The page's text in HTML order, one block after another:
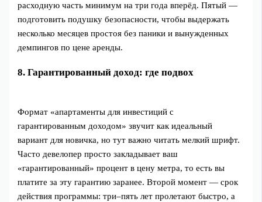
расходную часть минимум на три года вперёд. Пятый —
подготовить подушку безопасности, чтобы выдержать
несколько месяцев простоя без паники и вынужденных
демпингов по цене аренды.
8. Гарантированный доход: где подвох
Формат «апартаменты для инвестиций с
гарантированным доходом» звучит как идеальный
вариант для новичка, но тут важно читать мелкий шрифт.
Часто девелопер просто закладывает ваш
«гарантированный» процент в цену метра, то есть вы
платите за эту гарантию заранее. Второй момент — срок
действия программы: три–пять лет пролетают быстро, а